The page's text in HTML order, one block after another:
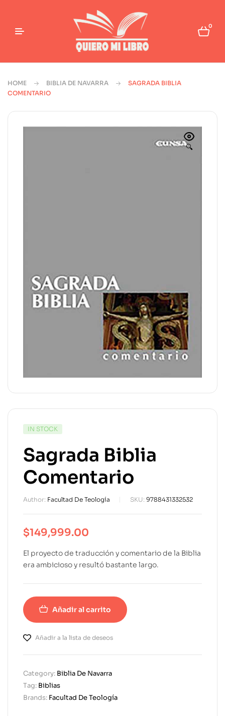
0
HOME BIBLIA DE NAVARRA
SAGRADA BIBLIA
COMENTARIO
🔍
IN STOCK
Sagrada Biblia
Comentario
Author: Facultad De Teología SKU: 9788431332532
$149,999.00
El proyecto de traducción y comentario de la Biblia
era ambicioso y resultó bastante largo.
Añadir al carrito
Añadir a la lista de deseos
Category: Biblia De Navarra
Tag: Biblias
Brands: Facultad De Teología